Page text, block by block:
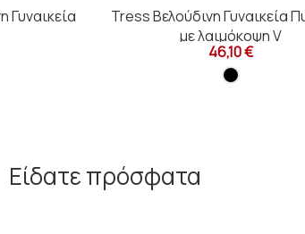
Γυναικεία
Tress Βελούδινη Γυναικεία
με λαιμόκοψη V
46,10 €
Είδατε πρόσφατα